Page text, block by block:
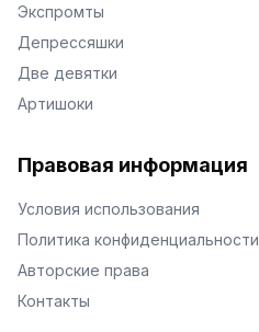
Экспромты
Депрессяшки
Две девятки
Артишоки
Правовая информация
Условия использования
Политика конфиденциальности
Авторские права
Контакты